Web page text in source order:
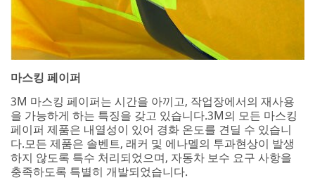
마스킹 페이퍼
3M 마스킹 페이퍼는 시간을 아끼고, 작업장에서의 재사용
을 가능하게 하는 특징을 갖고 있습니다.3M의 모든 마스킹
페이퍼 제품은 내열성이 있어 경화 온도를 견딜 수 있습니
다.모든 제품은 솔벤트, 래커 및 에나멜의 투과현상이 발생
하지 않도록 특수 처리되었으며, 자동차 보수 요구 사항을
충족하도록 특별히 개발되었습니다.